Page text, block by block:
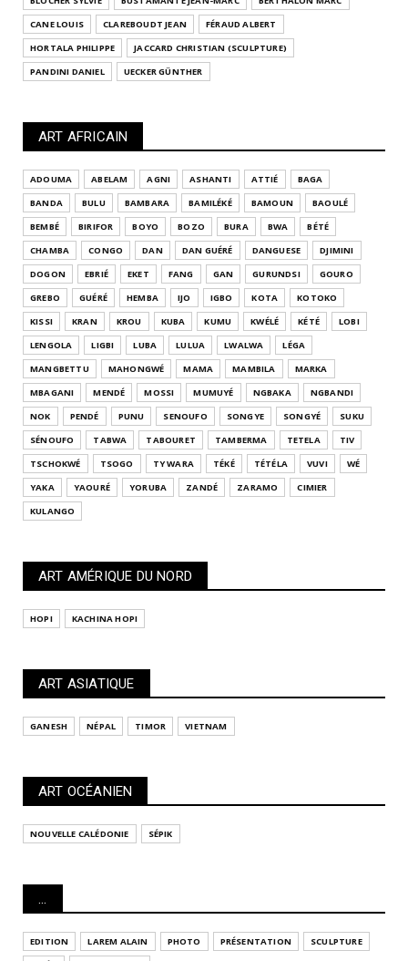
CANE LOUIS
CLAREBOUDT JEAN
FÉRAUD ALBERT
HORTALA PHILIPPE
JACCARD CHRISTIAN (SCULPTURE)
PANDINI DANIEL
UECKER GÜNTHER
ART AFRICAIN
ADOUMA ABELAM AGNI ASHANTI ATTIÉ
BAGA
BANDA
BULU BAMBARA BAMILÉKÉ BAMOUN
BAOULÉ
BEMBÉ
BIRIFOR BOYO BOZO BURA BWA
BÉTÉ
CHAMBA
CONGO DAN DAN GUÉRÉ DANGUESE
DJIMINI
DOGON
EBRIÉ EKET FANG GAN GURUNDSI
GOURO
GREBO
GUÉRÉ HEMBA IJO IGBO KOTA
KOTOKO
KISSI
KRAN KROU KUBA KUMU KWÉLÉ KÉTÉ
LOBI
LENGOLA
LIGBI LUBA LULUA LWALWA
LÉGA
MANGBETTU
MAHONGWÉ MAMA MAMBILA
MARKA
MBAGANI
MENDÉ MOSSI MUMUYÉ NGBAKA
NGBANDI
NOK
PENDÉ PUNU SENOUFO SONGYE SONGYÉ
SUKU
SÉNOUFO
TABWA TABOURET TAMBERMA TETELA
TIV
TSCHOKWÉ
TSOGO TY WARA TÉKÉ TÉTÉLA VUVI
WÉ
YAKA
YAOURÉ YORUBA ZANDÉ ZARAMO
CIMIER
KULANGO
ART AMÉRIQUE DU NORD
HOPI KACHINA HOPI
ART ASIATIQUE
GANESH NÉPAL TIMOR VIETNAM
ART OCÉANIEN
NOUVELLE CALÉDONIE SÉPIK
...
EDITION LAREM ALAIN PHOTO PRÉSENTATION
SCULPTURE